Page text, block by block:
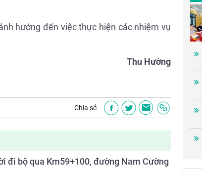
hưởng đến việc thực hiện các nhiệm vụ
Thu Hường
Chia sẻ
đi bộ qua Km59+100, đường Nam Cường